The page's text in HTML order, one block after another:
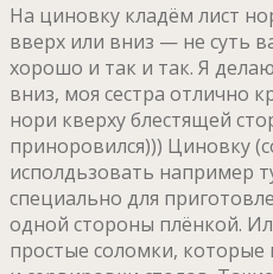
На циновку кладём лист
вверх или вниз — не суть
хорошо и так и так. Я
вниз, моя сестра отлично
нори кверху блестящей
приноровился))) Циновку
исполдьзовать например
специально для
одной стороны плёнкой.
простые соломки,